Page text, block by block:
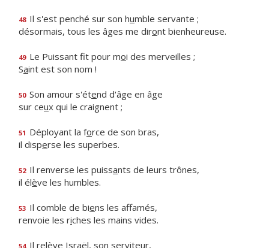
48 Il s'est penché sur son humble servante ;
désormais, tous les âges me diront bienheureuse.
49 Le Puissant fit pour moi des merveilles ;
Saint est son nom !
50 Son amour s'étend d'âge en âge
sur ceux qui le craignent ;
51 Déployant la force de son bras,
il disperse les superbes.
52 Il renverse les puissants de leurs trônes,
il élève les humbles.
53 Il comble de biens les affamés,
renvoie les riches les mains vides.
54 Il relève Israël, son serviteur,